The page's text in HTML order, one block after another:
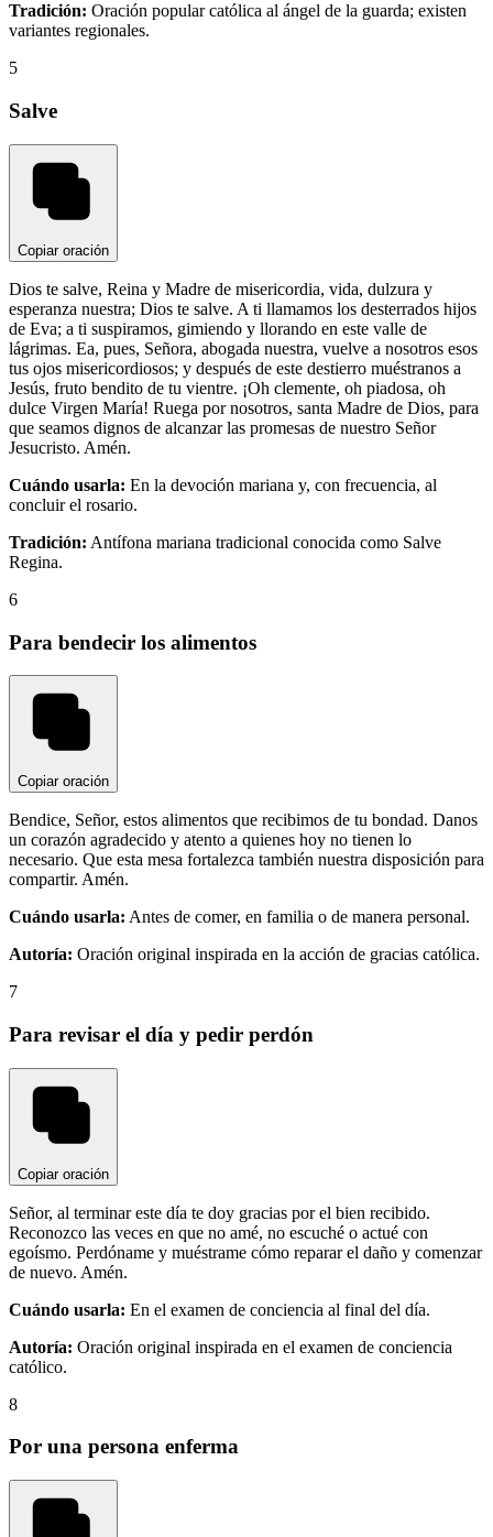
Tradición: Oración popular católica al ángel de la guarda; existen
variantes regionales.
5
Salve
Copiar oración
Dios te salve, Reina y Madre de misericordia, vida, dulzura y
esperanza nuestra; Dios te salve. A ti llamamos los desterrados hijos
de Eva; a ti suspiramos, gimiendo y llorando en este valle de
lágrimas. Ea, pues, Señora, abogada nuestra, vuelve a nosotros esos
tus ojos misericordiosos; y después de este destierro muéstranos a
Jesús, fruto bendito de tu vientre. ¡Oh clemente, oh piadosa, oh
dulce Virgen María! Ruega por nosotros, santa Madre de Dios, para
que seamos dignos de alcanzar las promesas de nuestro Señor
Jesucristo. Amén.
Cuándo usarla: En la devoción mariana y, con frecuencia, al
concluir el rosario.
Tradición: Antífona mariana tradicional conocida como Salve
Regina.
6
Para bendecir los alimentos
Copiar oración
Bendice, Señor, estos alimentos que recibimos de tu bondad. Danos
un corazón agradecido y atento a quienes hoy no tienen lo
necesario. Que esta mesa fortalezca también nuestra disposición para
compartir. Amén.
Cuándo usarla: Antes de comer, en familia o de manera personal.
Autoría: Oración original inspirada en la acción de gracias católica.
7
Para revisar el día y pedir perdón
Copiar oración
Señor, al terminar este día te doy gracias por el bien recibido.
Reconozco las veces en que no amé, no escuché o actué con
egoísmo. Perdóname y muéstrame cómo reparar el daño y comenzar
de nuevo. Amén.
Cuándo usarla: En el examen de conciencia al final del día.
Autoría: Oración original inspirada en el examen de conciencia
católico.
8
Por una persona enferma